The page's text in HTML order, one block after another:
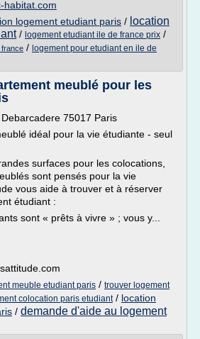
habitat.com
logement etudiant paris / location
/ logement etudiant ile de france prix /
france / logement pour etudiant en ile de
meublé pour les
75017 Paris
idéal pour la vie étudiante - seul
surfaces pour les colocations,
sont pensés pour la vie
vous aide à trouver et à réserver
étudiant :
sont « prêts à vivre » ; vous y...
meuble etudiant paris / trouver logement
colocation paris etudiant/ location
/ demande d'aide au logement